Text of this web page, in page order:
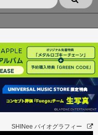
SHINee バイオグラフィー